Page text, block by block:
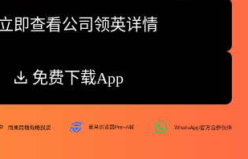
立即查看公司领英详情
免费下载App